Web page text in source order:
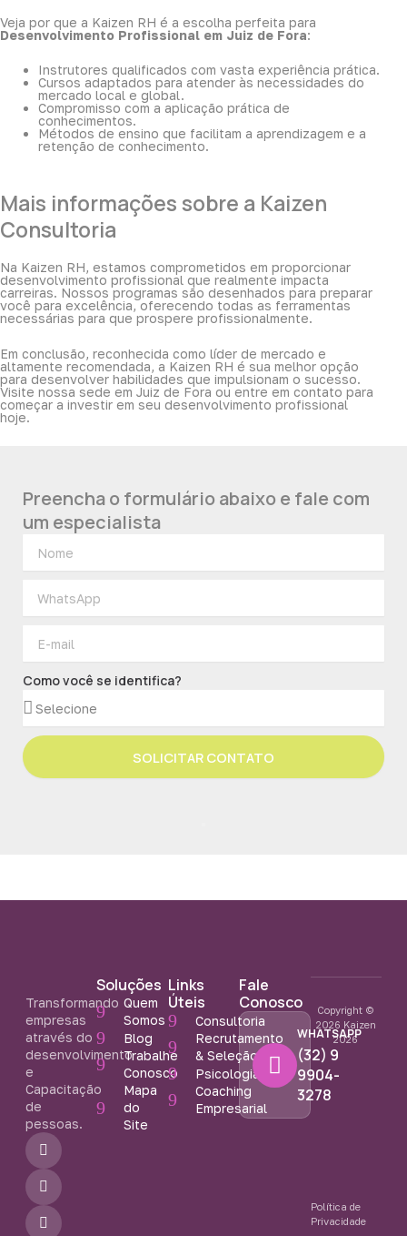
Veja por que a Kaizen RH é a escolha perfeita para
Desenvolvimento Profissional em Juiz de Fora:
Instrutores qualificados com vasta experiência prática.
Cursos adaptados para atender às necessidades do
mercado local e global.
Compromisso com a aplicação prática de
conhecimentos.
Métodos de ensino que facilitam a aprendizagem e a
retenção de conhecimento.
Mais informações sobre a Kaizen
Consultoria
Na Kaizen RH, estamos comprometidos em proporcionar
desenvolvimento profissional que realmente impacta
carreiras. Nossos programas são desenhados para preparar
você para excelência, oferecendo todas as ferramentas
necessárias para que prospere profissionalmente.
Em conclusão, reconhecida como líder de mercado e
altamente recomendada, a Kaizen RH é sua melhor opção
para desenvolver habilidades que impulsionam o sucesso.
Visite nossa sede em Juiz de Fora ou entre em contato para
começar a investir em seu desenvolvimento profissional
hoje.
Preencha o formulário abaixo e fale com
um especialista
Como você se identifica?
SOLICITAR CONTATO
Transformando
empresas
através do
desenvolvimento
e
Capacitação
de
pessoas.
F
a
c
e
b
o
o
n
s
t
a
g
r
Y
o
u
t
u
b
e
Soluções
Quem
Somos
Blog
Trabalhe
Conosco
Mapa
do
Site
Links
Úteis
Consultoria
Recrutamento
& Seleção
Psicologia
Coaching
Empresarial
Fale
Conosco
WHATSAPP
(32) 9
9904-
3278
Copyright ©
2026 Kaizen
2026
Política de
Privacidade